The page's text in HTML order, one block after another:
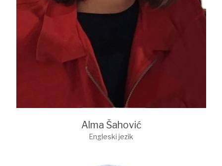
Alma Šahović
Engleski jezik